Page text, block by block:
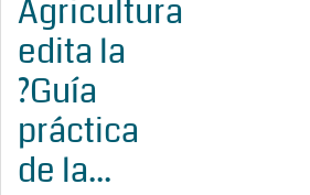
Agricultura
edita la
?Guía
práctica
de la...